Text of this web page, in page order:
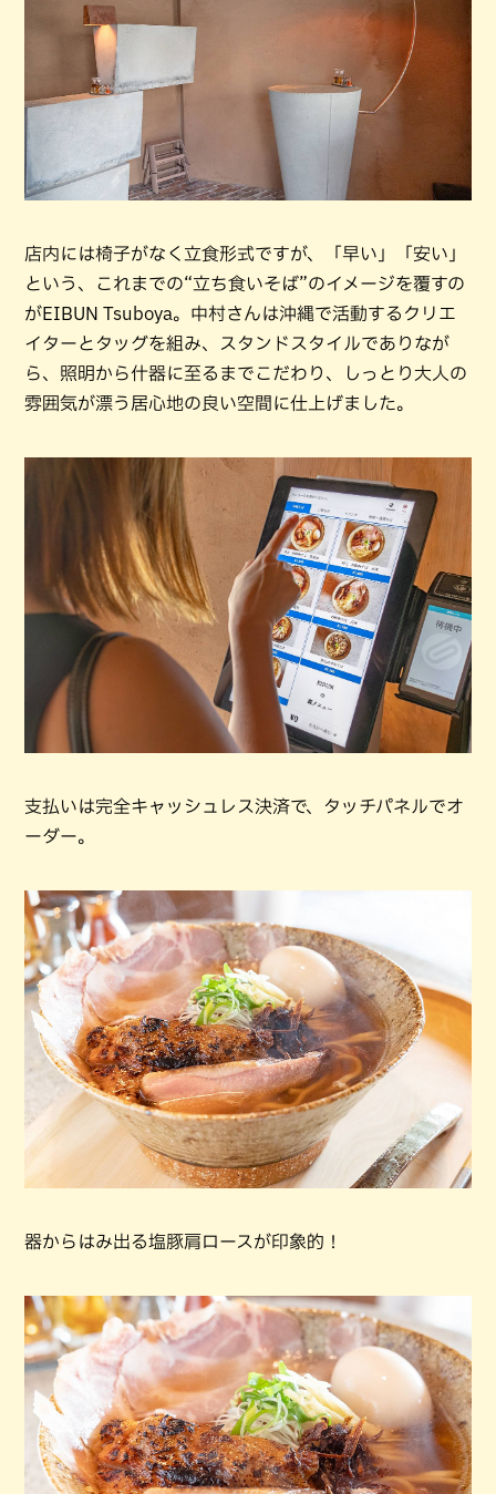
店内には椅子がなく立食形式ですが、「早い」「安い」
という、これまでの“立ち食いそば”のイメージを覆すの
がEIBUN Tsuboya。中村さんは沖縄で活動するクリエ
イターとタッグを組み、スタンドスタイルでありなが
ら、照明から什器に至るまでこだわり、しっとり大人の
雰囲気が漂う居心地の良い空間に仕上げました。
支払いは完全キャッシュレス決済で、タッチパネルでオ
ーダー。
器からはみ出る塩豚肩ロースが印象的！